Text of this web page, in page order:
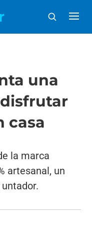
una
casa
la marca
artesanal, un